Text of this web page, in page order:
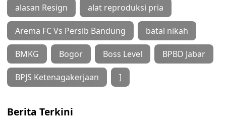
alasan Resign alat reproduksi pria
Arema FC Vs Persib Bandung batal nikah
BMKG Bogor Boss Level BPBD Jabar
BPJS Ketenagakerjaan ]
Berita Terkini